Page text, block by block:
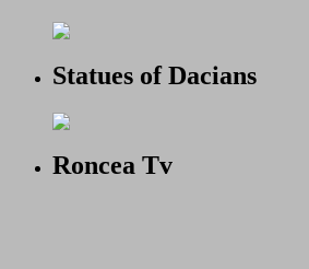
Statues of Dacians
Roncea Tv